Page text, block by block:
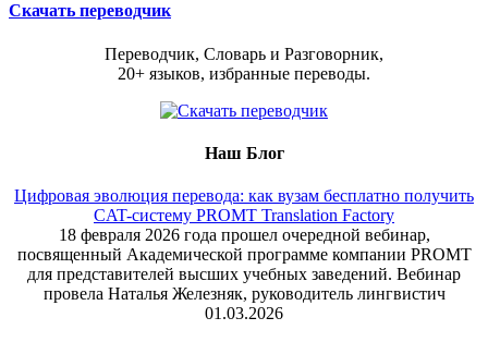
Скачать переводчик
Переводчик, Словарь и Разговорник,
20+ языков, избранные переводы.
Наш Блог
Цифровая эволюция перевода: как вузам бесплатно получить
CAT-систему PROMT Translation Factory
18 февраля 2026 года прошел очередной вебинар,
посвященный Академической программе компании PROMT
для представителей высших учебных заведений. Вебинар
провела Наталья Железняк, руководитель лингвистич
01.03.2026